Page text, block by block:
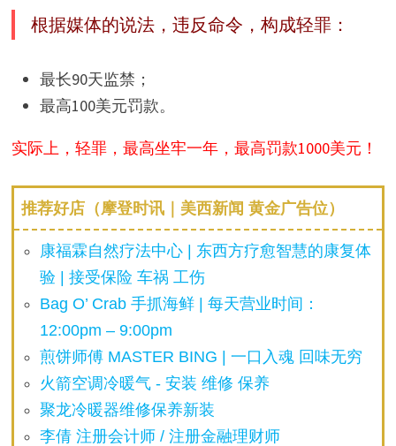
根据媒体的说法，违反命令，构成轻罪：
最长90天监禁；
最高100美元罚款。
实际上，轻罪，最高坐牢一年，最高罚款1000美元！
推荐好店（摩登时讯｜美西新闻 黄金广告位）
康福霖自然疗法中心 | 东西方疗愈智慧的康复体
验 | 接受保险 车祸 工伤
Bag O’ Crab 手抓海鲜 | 每天营业时间：
12:00pm – 9:00pm
煎饼师傅 MASTER BING | 一口入魂 回味无穷
火箭空调冷暖气 - 安装 维修 保养
聚龙冷暖器维修保养新装
李倩 注册会计师 / 注册金融理财师